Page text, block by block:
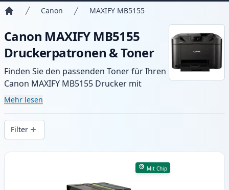
Canon MAXIFY MB5155
Canon MAXIFY MB5155
Druckerpatronen & Toner
Finden Sie den passenden Toner für Ihren
Canon MAXIFY MB5155 Drucker mit
unserer Auswahl an kompatiblen und XL-
gleichbleibender Druckqualität und
schnellem Versand aus lokalem Lager in .
Mehr lesen
Filter
Produkte
Mit Chip